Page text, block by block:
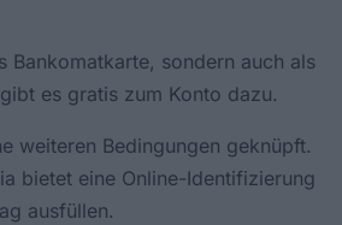
Bankomatkarte, sondern auch als
es gratis zum Konto dazu.
weiteren Bedingungen geknüpft.
bietet eine Online-Identifizierung
ausfüllen.